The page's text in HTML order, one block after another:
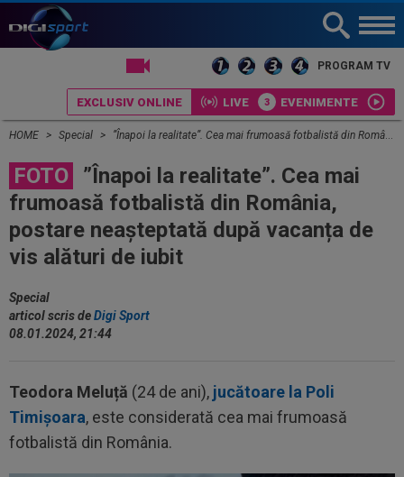
PROGRAM TV
EXCLUSIV ONLINE LIVE EVENIMENTE
HOME Special ”Înapoi la realitate”. Cea mai frumoasă fotbalistă din România, postare neașteptată după vacanța de vis alături de iubit
FOTO
”Înapoi la realitate”. Cea mai
frumoasă fotbalistă din România,
postare neașteptată după vacanța de
vis alături de iubit
Special
articol scris deDigi Sport
08.01.2024, 21:44
Teodora Meluță (24 de ani), jucătoare la Poli
Timișoara, este considerată cea mai frumoasă
fotbalistă din România.